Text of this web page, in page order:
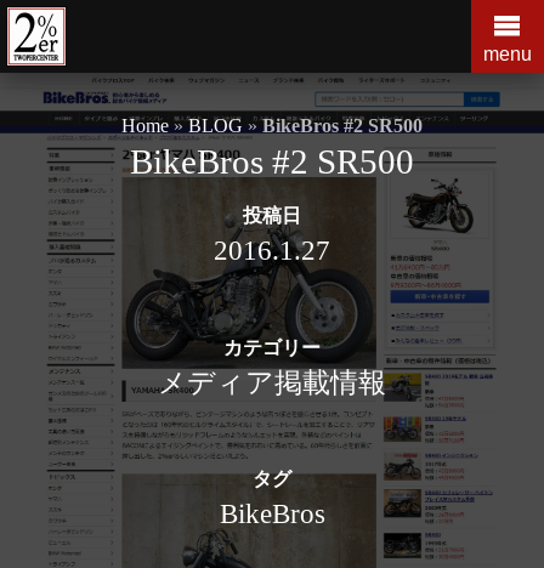
コ
ン
テ
ツ
menu
Home »BLOG »BikeBros #2 SR500
BikeBros #2 SR500
投稿日
2016.1.27
カテゴリー
メディア掲載情報
タグ
BikeBros